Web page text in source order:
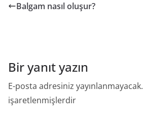
Balgam nasıl oluşur?
Bir yanıt yazın
E-posta adresiniz yayınlanmayacak.
işaretlenmişlerdir